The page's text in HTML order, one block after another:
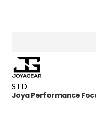
STD
Joya Performance